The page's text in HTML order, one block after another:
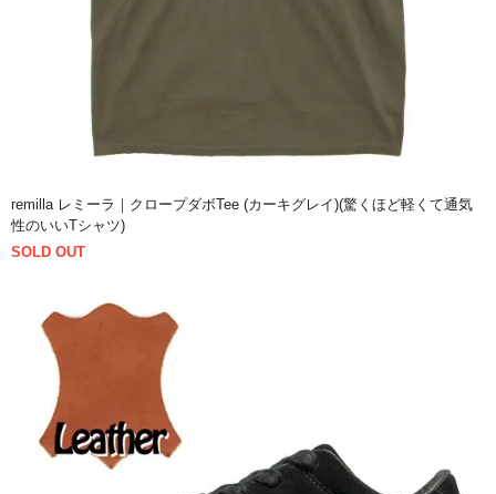
remilla レミーラ｜クロープダボTee (カーキグレイ)(驚くほど軽くて通気
性のいいTシャツ)
SOLD OUT